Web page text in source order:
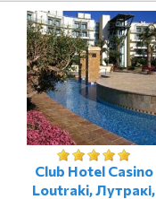
Club Hotel Casino
Loutraki, Лутракі,